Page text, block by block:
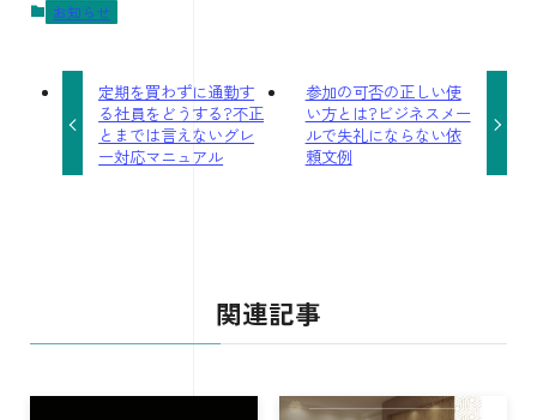
お知らせ
定期を買わずに通勤す
る社員をどうする?不正
とまでは言えないグレ
ー対応マニュアル
参加の可否の正しい使
い方とは?ビジネスメー
ルで失礼にならない依
頼文例
関連記事